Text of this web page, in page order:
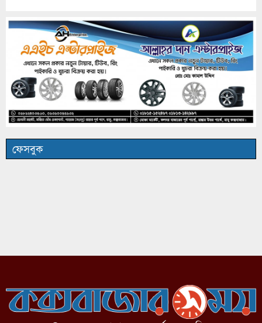
ফেসবুক